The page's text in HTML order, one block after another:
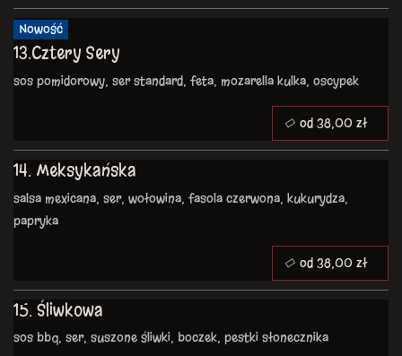
Nowość
13.Cztery Sery
sos pomidorowy, ser standard, feta, mozarella kulka, oscypek
14. Meksykańska
salsa mexicana, ser, wołowina, fasola czerwona, kukurydza,
papryka
15. Śliwkowa
sos bbq, ser, suszone śliwki, boczek, pestki słonecznika